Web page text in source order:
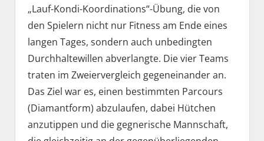
„Lauf-Kondi-Koordinations“-Übung, die von
den Spielern nicht nur Fitness am Ende eines
langen Tages, sondern auch unbedingten
Durchhaltewillen abverlangte. Die vier Teams
traten im Zweiervergleich gegeneinander an.
Das Ziel war es, einen bestimmten Parcours
(Diamantform) abzulaufen, dabei Hütchen
anzutippen und die gegnerische Mannschaft,